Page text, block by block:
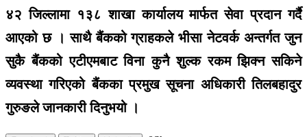
४२ जिल्लामा १३८ शाखा कार्यालय मार्फत सेवा प्रदान गर्दै
आएको छ । साथै बैंकको ग्राहकले भीसा नेटवर्क अन्तर्गत जुन
सुकै बैंकको एटीएमबाट विना कुनै शुल्क रकम झिक्न सकिने
व्यवस्था गरिएको बैंकका प्रमुख सूचना अधिकारी तिलबहादुर
गुरुङले जानकारी दिनुभयो ।